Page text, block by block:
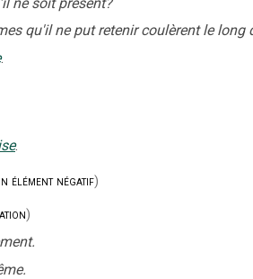
qu'il ne put retenir coulèrent le long
.
.
élément négatif)
)